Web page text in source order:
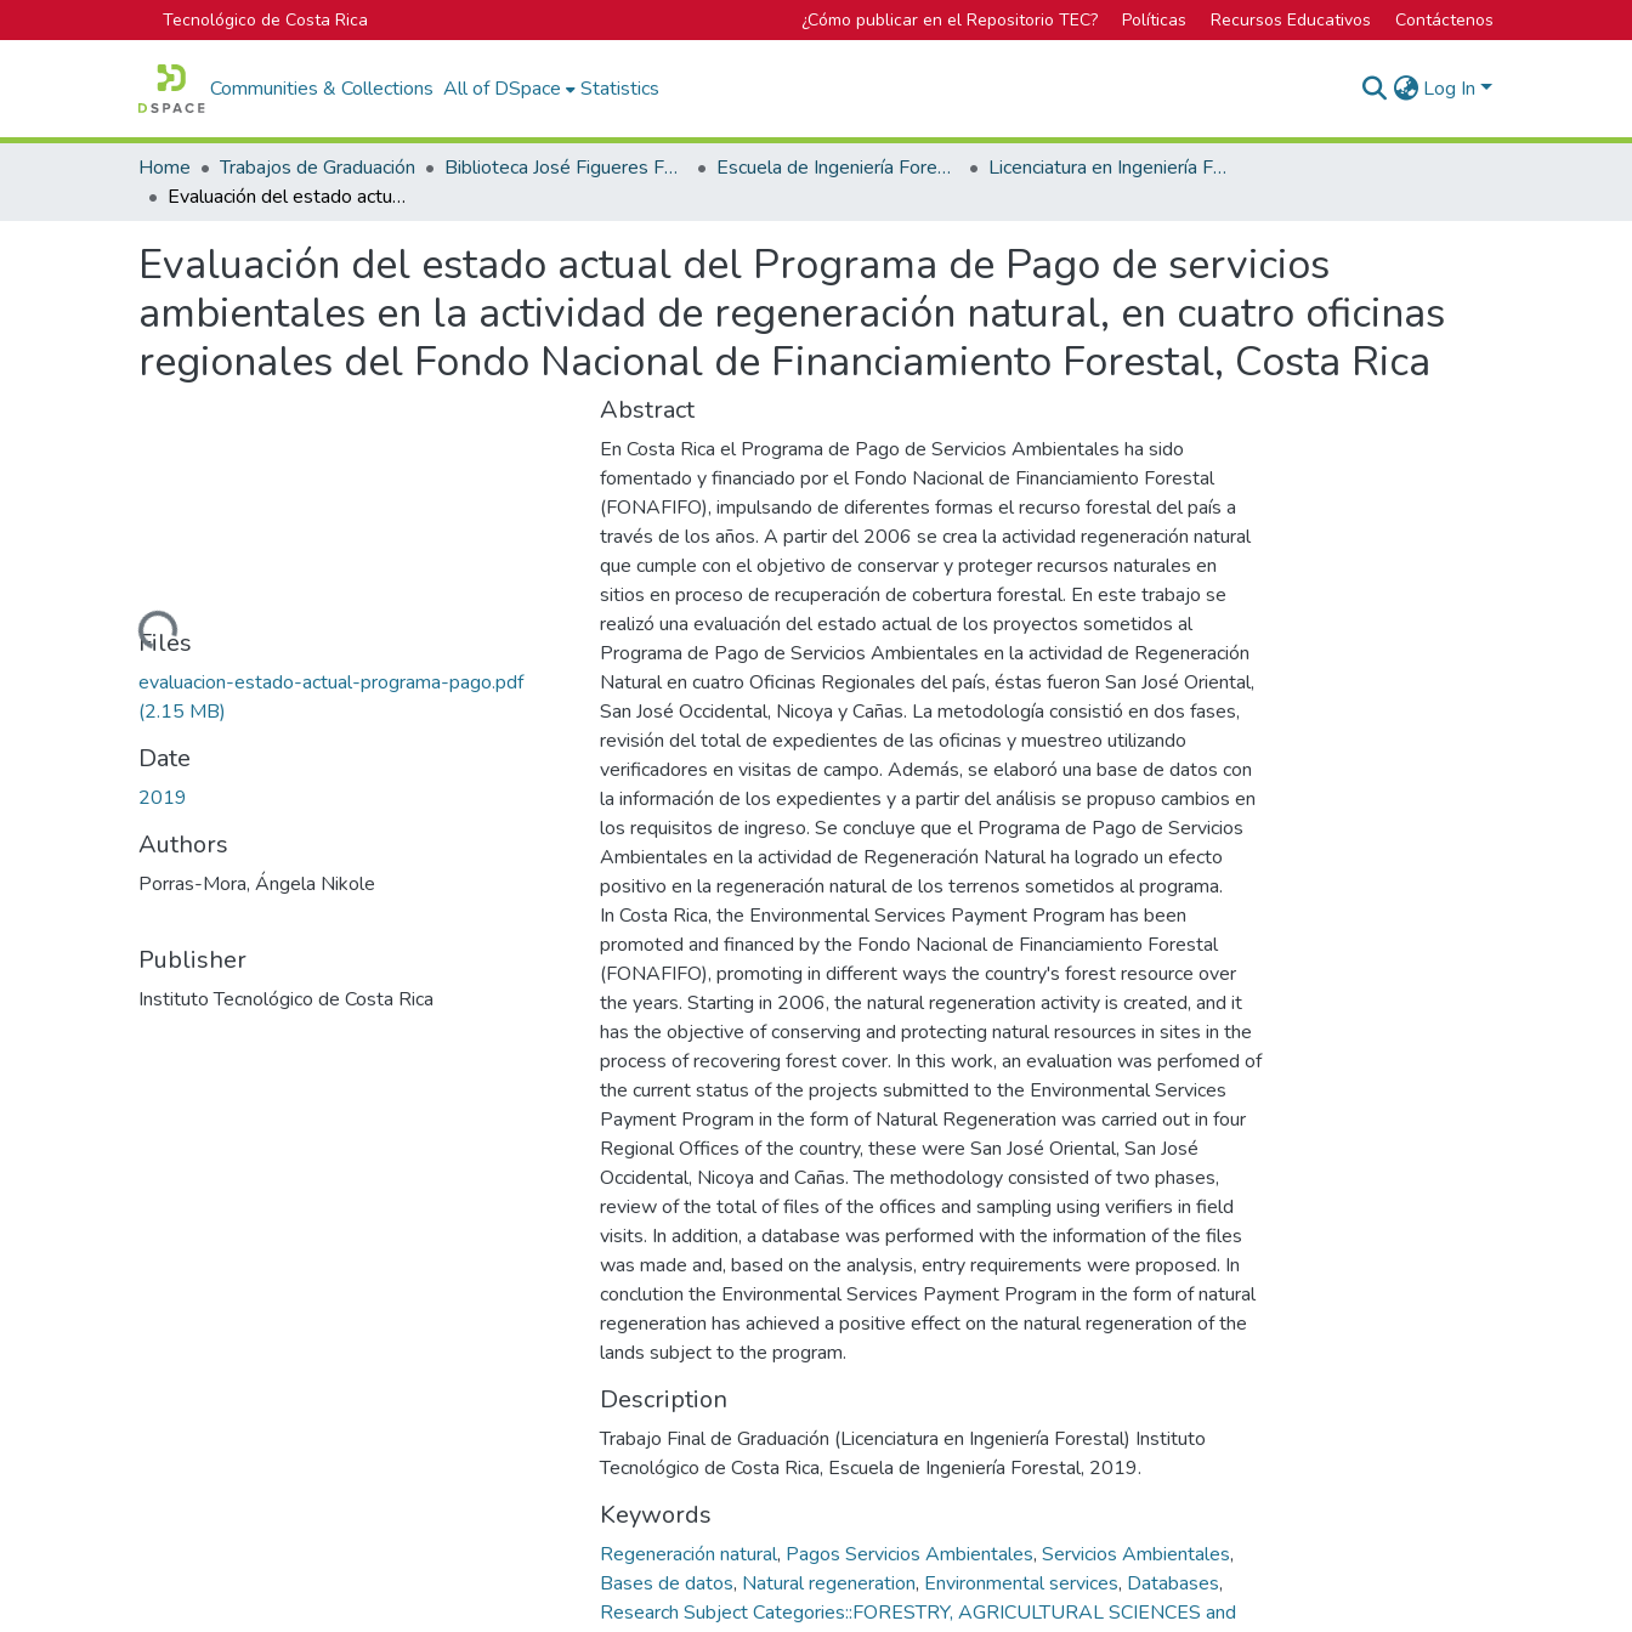
Tecnológico de Costa Rica ¿Cómo publicar en el Repositorio TEC? Políticas Recursos Educativos Contáctenos
Communities & Collections All of DSpace Statistics Log In
Home Trabajos de Graduación Biblioteca José Figueres Ferrer Escuela de Ingeniería Forestal
Licenciatura en Ingeniería Forestal
Evaluación del estado actual del Programa de Pago de servicios ambientales en la actividad de regeneración natural, en cuatro oficinas regionales del Fondo Nacional de Financiamiento Forestal, Costa Rica
Evaluación del estado actual del Programa de Pago de servicios
ambientales en la actividad de regeneración natural, en cuatro oficinas
regionales del Fondo Nacional de Financiamiento Forestal, Costa Rica
Loading...
Files
evaluacion-estado-actual-programa-pago.pdf
(2.15 MB)
Date
2019
Authors
Porras-Mora, Ángela Nikole
Publisher
Instituto Tecnológico de Costa Rica
Abstract
En Costa Rica el Programa de Pago de Servicios Ambientales ha sido
fomentado y financiado por el Fondo Nacional de Financiamiento Forestal
(FONAFIFO), impulsando de diferentes formas el recurso forestal del país a
través de los años. A partir del 2006 se crea la actividad regeneración natural
que cumple con el objetivo de conservar y proteger recursos naturales en
sitios en proceso de recuperación de cobertura forestal. En este trabajo se
realizó una evaluación del estado actual de los proyectos sometidos al
Programa de Pago de Servicios Ambientales en la actividad de Regeneración
Natural en cuatro Oficinas Regionales del país, éstas fueron San José Oriental,
San José Occidental, Nicoya y Cañas. La metodología consistió en dos fases,
revisión del total de expedientes de las oficinas y muestreo utilizando
verificadores en visitas de campo. Además, se elaboró una base de datos con
la información de los expedientes y a partir del análisis se propuso cambios en
los requisitos de ingreso. Se concluye que el Programa de Pago de Servicios
Ambientales en la actividad de Regeneración Natural ha logrado un efecto
positivo en la regeneración natural de los terrenos sometidos al programa.
In Costa Rica, the Environmental Services Payment Program has been
promoted and financed by the Fondo Nacional de Financiamiento Forestal
(FONAFIFO), promoting in different ways the country's forest resource over
the years. Starting in 2006, the natural regeneration activity is created, and it
has the objective of conserving and protecting natural resources in sites in the
process of recovering forest cover. In this work, an evaluation was perfomed of
the current status of the projects submitted to the Environmental Services
Payment Program in the form of Natural Regeneration was carried out in four
Regional Offices of the country, these were San José Oriental, San José
Occidental, Nicoya and Cañas. The methodology consisted of two phases,
review of the total of files of the offices and sampling using verifiers in field
visits. In addition, a database was performed with the information of the files
was made and, based on the analysis, entry requirements were proposed. In
conclution the Environmental Services Payment Program in the form of natural
regeneration has achieved a positive effect on the natural regeneration of the
lands subject to the program.
Description
Trabajo Final de Graduación (Licenciatura en Ingeniería Forestal) Instituto
Tecnológico de Costa Rica, Escuela de Ingeniería Forestal, 2019.
Keywords
Regeneración natural, Pagos Servicios Ambientales, Servicios Ambientales,
Bases de datos, Natural regeneration, Environmental services, Databases,
Research Subject Categories::FORESTRY, AGRICULTURAL SCIENCES and